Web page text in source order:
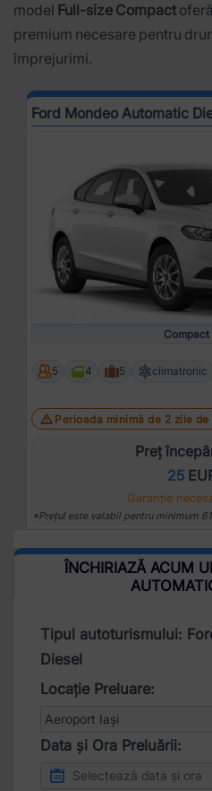
model Full-size Compact
premium necesare pentru
împrejurimi.
Ford Mondeo Automatic
Compact
5 4 5 climatronic
Perioada minimă de 2 zile
Preț
25
Garanție
*Prețul este valabil pentru minimum
ÎNCHIRIAZĂ ACUM
Tipul autoturismului:
Diesel
Locație Preluare:
Data și Ora Preluării: